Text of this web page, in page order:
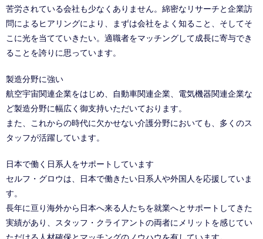
苦労されている会社も少なくありません。綿密なリサーチと企業訪
問によるヒアリングにより、まずは会社をよく知ること、そしてそ
こに光を当てていきたい。適職者をマッチングして成長に寄与でき
ることを誇りに思っています。
製造分野に強い
航空宇宙関連企業をはじめ、自動車関連企業、電気機器関連企業な
ど製造分野に幅広く御支持いただいております。
また、これからの時代に欠かせない介護分野においても、多くのス
タッフが活躍しています。
日本で働く日系人をサポートしています
セルフ・グロウは、日本で働きたい日系人や外国人を応援していま
す。
長年に亘り海外から日本へ来る人たちを就業へとサポートしてきた
実績があり、スタッフ・クライアントの両者にメリットを感じてい
ただける人材確保とマッチングのノウハウを有しています。